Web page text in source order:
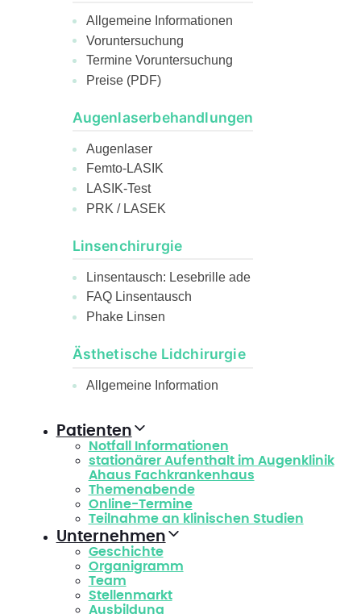
Allgemeine Informationen
Voruntersuchung
Termine Voruntersuchung
Preise (PDF)
Augenlaserbehandlungen
Augenlaser
Femto-LASIK
LASIK-Test
PRK / LASEK
Linsenchirurgie
Linsentausch: Lesebrille ade
FAQ Linsentausch
Phake Linsen
Ästhetische Lidchirurgie
Allgemeine Information
Patienten
Notfall Informationen
stationärer Aufenthalt im Augenklinik
Ahaus Fachkrankenhaus
Themenabende
Online-Termine
Teilnahme an klinischen Studien
Unternehmen
Geschichte
Organigramm
Team
Stellenmarkt
Ausbildung